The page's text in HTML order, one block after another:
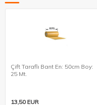
Çift Taraflı Bant En: 50cm Boy:
25 Mt.
13,50EUR